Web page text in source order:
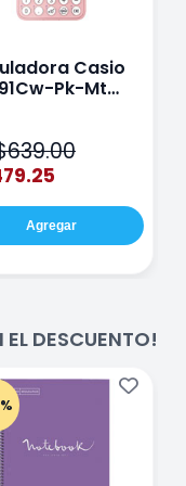
Casio
Pk-Mt
Agregar
DESCUENTO!